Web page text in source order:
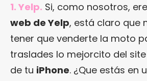
1. Yelp. Si, como nosotros,
web de Yelp, está claro que
tener que venderte la moto
traslades lo mejorcito del
de tu iPhone. ¿Que estás en